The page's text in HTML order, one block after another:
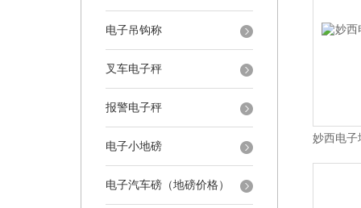
电子吊钩称
叉车电子秤
报警电子秤
电子小地磅
电子汽车磅（地磅价格）